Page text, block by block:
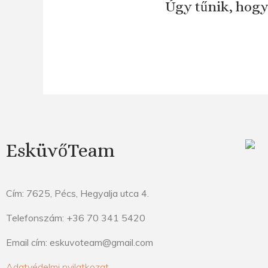
Úgy tűnik,
EsküvőTeam
Cím: 7625, Pécs, Hegyalja utca 4.
Telefonszám: +36 70 341 5420
Email cím: eskuvoteam@gmail.com